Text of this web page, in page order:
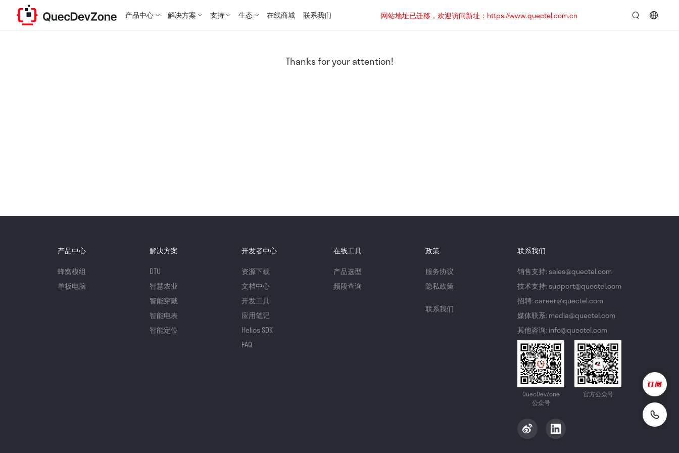
产品中心 解决方案 支持 生态 在线商城 联系我们
网站地址已迁移，欢迎访问新址：https://www.quectel.com.cn
Thanks for your attention!
产品中心
蜂窝模组
单板电脑
解决方案
DTU
智慧农业
智能穿戴
智能电表
智能定位
开发者中心
资源下载
文档中心
开发工具
应用笔记
Helios SDK
FAQ
在线工具
产品选型
频段查询
政策
服务协议
隐私政策
联系我们
联系我们
销售支持: sales@quectel.com
技术支持: support@quectel.com
招聘: career@quectel.com
媒体联系: media@quectel.com
其他咨询: info@quectel.com
QuecDevZone
公众号
官方公众号